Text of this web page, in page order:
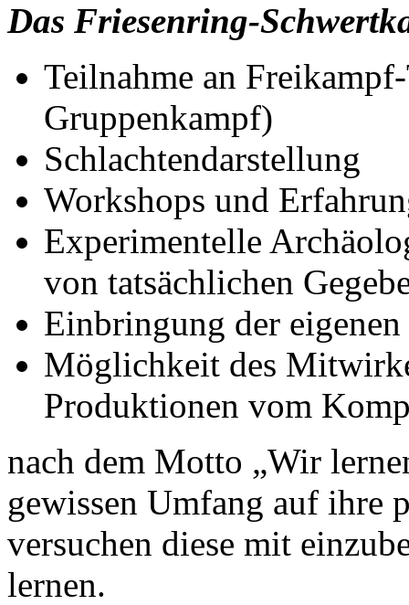
Das Friesenring-
Teilnahme an
Gruppenkampf)
Schlachtendarstellung
Workshops und
Experimentelle
von tatsächlichen
Einbringung der eigenen
Möglichkeit des
Produktionen vom
nach dem Motto „Wir
gewissen Umfang auf ihre
versuchen diese mit
lernen.